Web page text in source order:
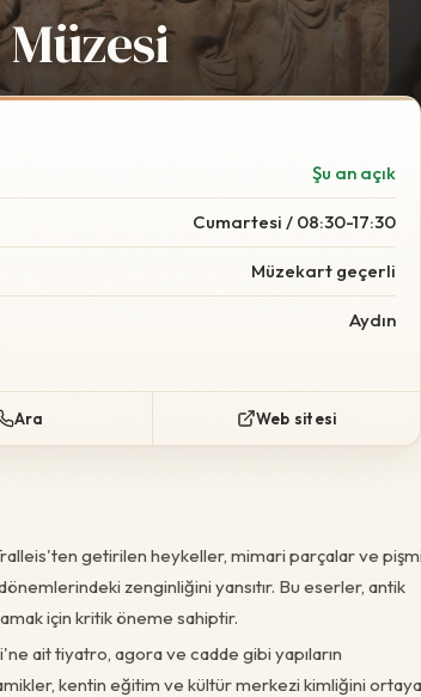
Şu an açık
Cumartesi / 08:30-17:30
Müzekart geçerli
Aydın
Ara Web sitesi
getirilen heykeller, mimari parçalar ve
zenginliğini yansıtır. Bu eserler, antik
için kritik öneme sahiptir.
ait tiyatro, agora ve cadde gibi yapıların
kentin eğitim ve kültür merkezi kimliğini ortaya